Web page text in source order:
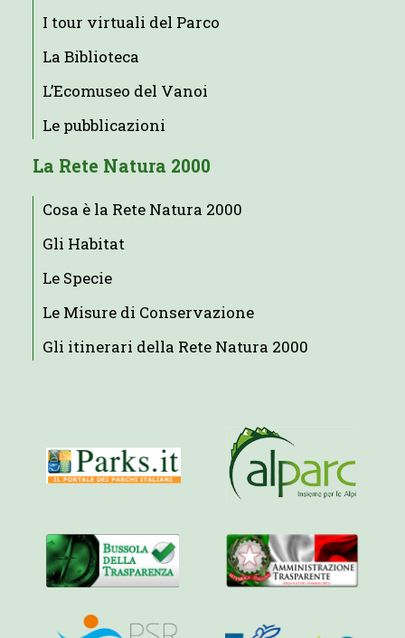
I tour virtuali del Parco
La Biblioteca
L’Ecomuseo del Vanoi
Le pubblicazioni
La Rete Natura 2000
Cosa è la Rete Natura 2000
Gli Habitat
Le Specie
Le Misure di Conservazione
Gli itinerari della Rete Natura 2000